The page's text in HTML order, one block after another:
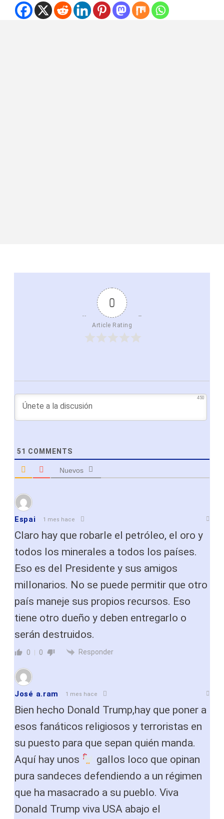
0
Article Rating
450
51 COMMENTS
Nuevos
Espai 1 mes hace
Claro hay que robarle el petróleo, el oro y
todos los minerales a todos los países.
Eso es del Presidente y sus amigos
millonarios. No se puede permitir que otro
país maneje sus propios recursos. Eso
tiene otro dueño y deben entregarlo o
serán destruidos.
0 0 Responder
José a.ram 1 mes hace
Bien hecho Donald Trump,hay que poner a
esos fanáticos religiosos y terroristas en
su puesto para que sepan quién manda.
Aquí hay unos
gallos loco que opinan
pura sandeces defendiendo a un régimen
que ha masacrado a su pueblo. Viva
Donald Trump viva USA abajo el